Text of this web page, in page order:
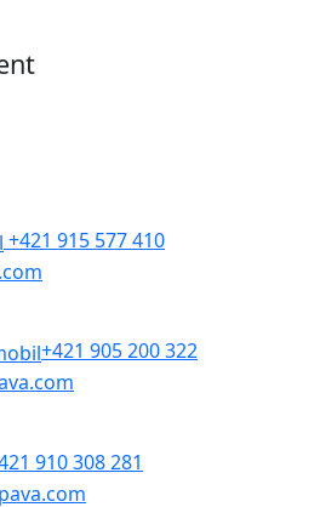
+421 915 577 410
+421 905 200 322
910 308 281